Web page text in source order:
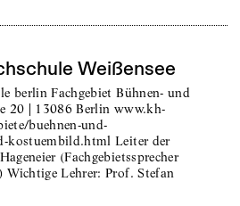
Weißensee
berlin Fachgebiet Bühnen- und
20 | 13086 Berlin www.kh-
buehnen-und-
kostuembild.html Leiter der
(Fachgebietssprecher
Lehrer: Prof. Stefan